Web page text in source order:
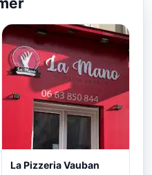
La Pizzeria Vauban